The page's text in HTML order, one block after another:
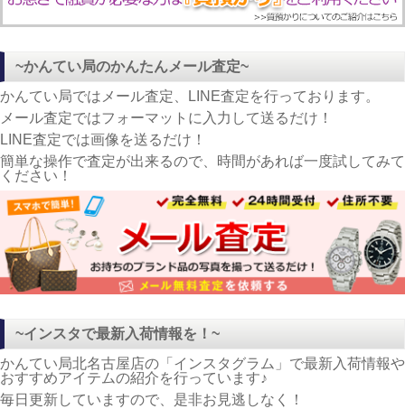
~かんてい局のかんたんメール査定~
かんてい局ではメール査定、LINE査定を行っております。
メール査定ではフォーマットに入力して送るだけ！
LINE査定では画像を送るだけ！
簡単な操作で査定が出来るので、時間があれば一度試してみて
ください！
~インスタで最新入荷情報を！~
かんてい局北名古屋店の「インスタグラム」で最新入荷情報や
おすすめアイテムの紹介を行っています♪
毎日更新していますので、是非お見逃しなく！